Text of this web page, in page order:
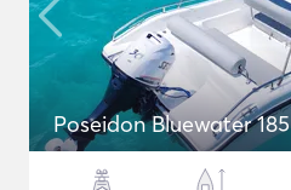
Poseidon Bluewater 185